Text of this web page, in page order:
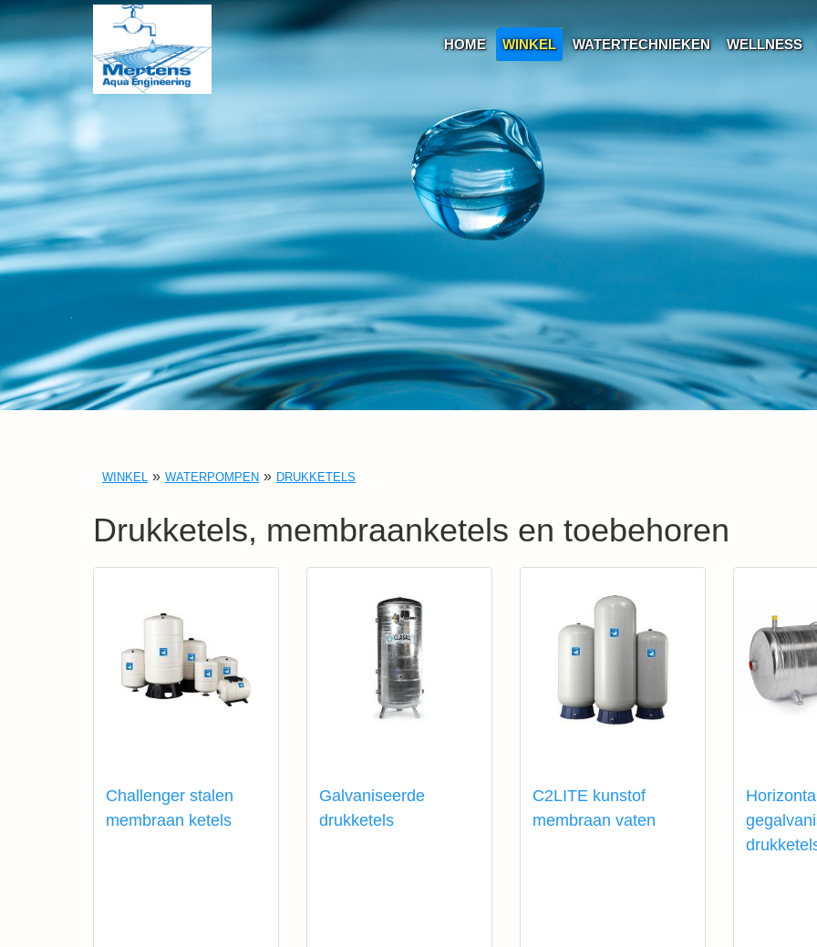
HOME WINKEL WATERTECHNIEKEN WELLNESS
WINKEL WATERPOMPEN DRUKKETELS
Drukketels, membraanketels en toebehoren
Challenger stalen
membraan ketels
Galvaniseerde
drukketels
C2LITE kunstof
membraan vaten